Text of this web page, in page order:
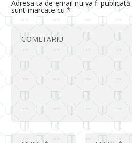
Adresa ta de email nu va fi publicată.
sunt marcate cu*